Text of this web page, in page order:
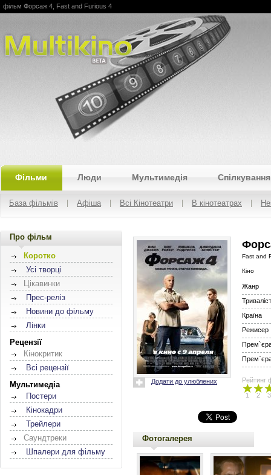
Multikino
фільм Форсаж 4, Fast and Furious 4
Фільми Люди Мультимедія Спілкування
База фільмів Афіша Всі Кінотеатри В кінотеатрах
Про фільм
Коротко
Усі творці
Цікавинки
Прес-реліз
Новини до фільму
Лінки
Рецензії
Кінокритик
Всі рецензії
Мультимедіа
Постери
Кінокадри
Трейлери
Саундтреки
Шпалери для фільму
Додати до улюблених
Fast and
Кіно
Жанр
Країна
Режисер
Прем`єра
Прем`єра
Рейтинг
1 2 3
Фотогалерея